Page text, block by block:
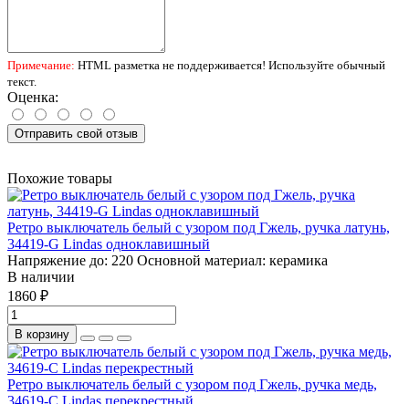
Примечание: HTML разметка не поддерживается! Используйте обычный
текст.
Оценка:
Отправить свой отзыв
Похожие товары
Ретро выключатель белый с узором под Гжель, ручка латунь,
34419-G Lindas одноклавишный
Напряжение до: 220 Основной материал: керамика
В наличии
1860 ₽
В корзину
Ретро выключатель белый с узором под Гжель, ручка медь,